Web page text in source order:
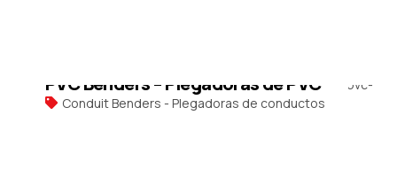
Conduit Benders - Plegadoras de conductos
PVC Benders – Plegadoras de PVC